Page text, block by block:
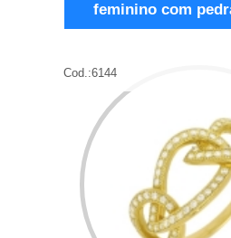
feminino com
Cod.:6144